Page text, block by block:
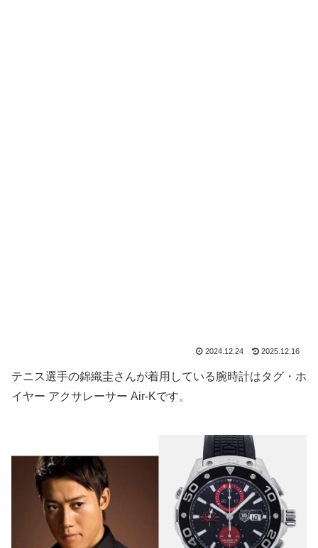
2024.12.24 2025.12.16
テニス選手の錦織圭さんが着用している腕時計はタグ・ホ
イヤー アクサレーサー Air-Kです。